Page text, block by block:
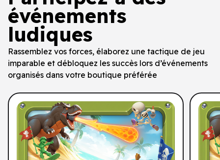
événements
ludiques
Rassemblez vos forces, élaborez une tactique de jeu
imparable et débloquez les succès lors d’événements
organisés dans votre boutique préférée